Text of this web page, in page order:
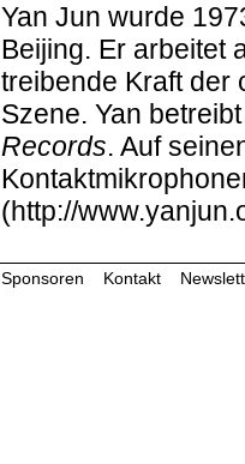
Yan Jun wurde
Beijing. Er arbeitet
treibende Kraft der
Szene. Yan
Records. Auf
(http://
Sponsoren Kontakt